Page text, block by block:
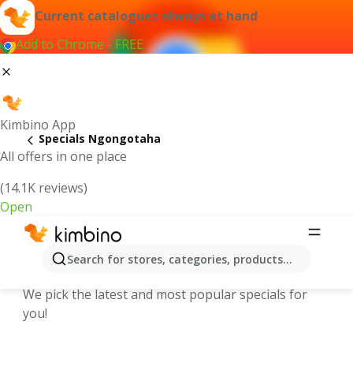
Current catalogues always at hand
Add to Chrome - FREE
Kimbino App
All offers in one place
(14.1K reviews)
Open
Search for stores, categories, products...
Specials Ngongotaha
Explore the latest weekly offers and
We pick the latest and most popular specials for
you!